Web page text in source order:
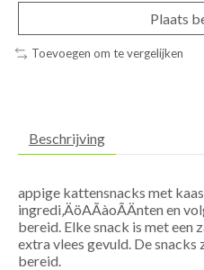
Plaats
Toevoegen om te vergelijken
Beschrijving
appige kattensnacks met
ingredi‚ÄöAÃàoÃÄnten en
bereid. Elke snack is met een
extra vlees gevuld. De snacks
bereid.